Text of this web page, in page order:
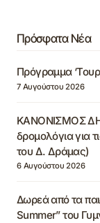
Πρόσφατα Νέα
Πρόγραμμα
7 Αυγούστου 2026
ΚΑΝΟΝΙΣΜΟΣ
δρομολόγια για
του Δ. Δράμας)
6 Αυγούστου 2026
Δωρεά από τα
Summer” του